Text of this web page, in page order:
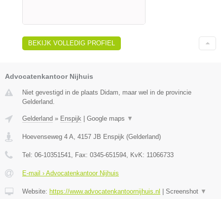
BEKIJK VOLLEDIG PROFIEL
Advocatenkantoor Nijhuis
Niet gevestigd in de plaats Didam, maar wel in de provincie
Gelderland.
Gelderland » Enspijk Google maps ▼
Hoevenseweg 4 A 4157 JB Enspijk (Gelderland)
Tel: 06-10351541 , Fax: 0345-651594 , KvK: 11066733
E-mail › Advocatenkantoor Nijhuis
Website: https://www.advocatenkantoornijhuis.nl Screenshot ▼